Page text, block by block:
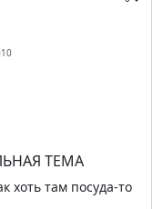
ТЕМА
хоть там посуда-то